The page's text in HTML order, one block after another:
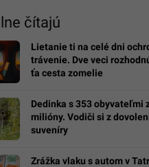
čítajú
Lietanie ti na celé dni
trávenie. Dve veci
ťa cesta zomelie
Dedinka s 353 obyvateľmi
milióny. Vodiči si z
suveníry
Zrážka vlaku s autom v